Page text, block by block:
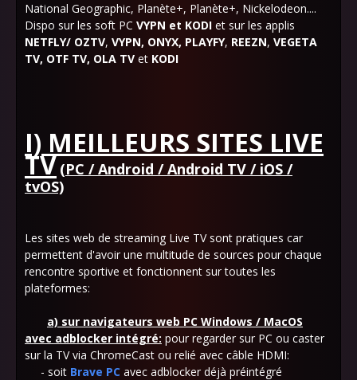
National Geographic, Planète+, Planète+, Nickelodeon....
Dispo sur les soft PC VYPN et KODI et sur les applis
NETFLY/ OZTV, VYPN, ONYX, PLAYFY, REEZN, VEGETA
TV, OTF TV, OLA TV et KODI
I) MEILLEURS SITES LIVE
TV (PC / Android / Android TV / iOS /
tvOS)
Les sites web de streaming Live TV sont pratiques car
permettent d'avoir une multitude de sources pour chaque
rencontre sportive et fonctionnent sur toutes les
plateformes:
a) sur navigateurs web PC Windows / MacOS
avec adblocker intégré: pour regarder sur PC ou caster
sur la TV via ChromeCast ou relié avec câble HDMI:
- soit Brave PC avec adblocker déjà préintégré